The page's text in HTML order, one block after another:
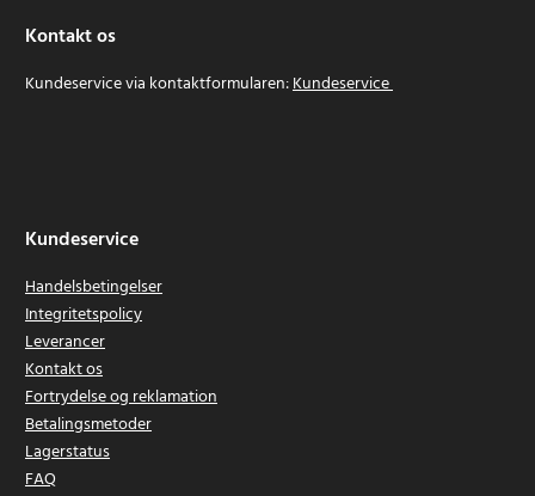
Kontakt os
Kundeservice via kontaktformularen:Kundeservice
Kundeservice
Handelsbetingelser
Integritetspolicy
Leverancer
Kontakt os
Fortrydelse og reklamation
Betalingsmetoder
Lagerstatus
FAQ